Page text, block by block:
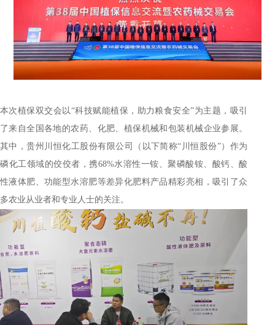
本次植保双交会以“科技赋能植保，助力粮食安全”为主题，吸引
了来自全国各地的农药、化肥、植保机械和包装机械企业参展。
其中，贵州川恒化工股份有限公司（以下简称“川恒股份”）作为
磷化工领域的佼佼者，携68%水溶性一铵、聚磷酸铵、酸钙、酸
性液体肥、功能型水溶肥等差异化肥料产品精彩亮相，吸引了众
多农业从业者和专业人士的关注。